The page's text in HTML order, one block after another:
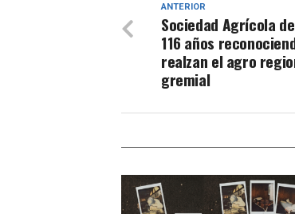
ANTERIOR
Sociedad Agrícola
116 años
realzan el agro
gremial